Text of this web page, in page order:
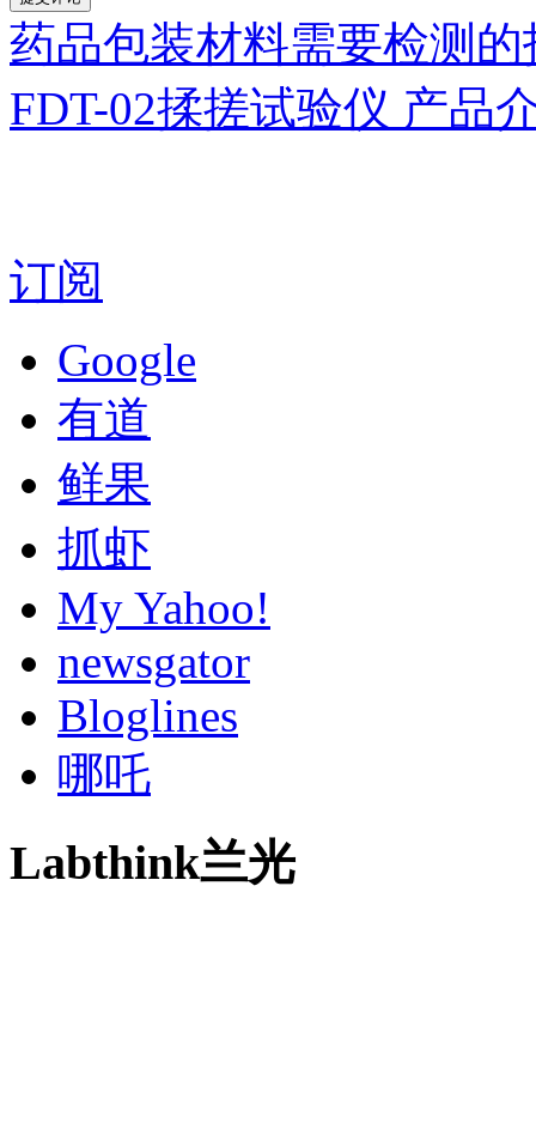
药品包装材料需要检测
FDT-02揉搓试验仪 产品
订阅
Google
有道
鲜果
抓虾
My Yahoo!
newsgator
Bloglines
哪吒
Labthink兰光